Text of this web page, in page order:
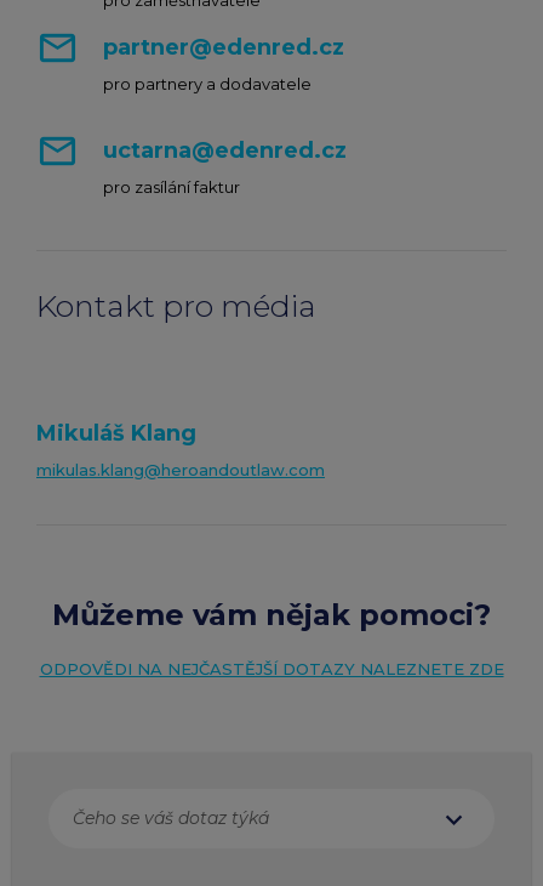
mail_outline partner@edenred.cz
pro partnery a dodavatele
mail_outline uctarna@edenred.cz
pro zasílání faktur
Kontakt pro média
Mikuláš Klang
mikulas.klang@heroandoutlaw.com
Můžeme vám nějak pomoci?
ODPOVĚDI NA NEJČASTĚJŠÍ DOTAZY NALEZNETE ZDE
Čeho se váš dotaz týká expand_more